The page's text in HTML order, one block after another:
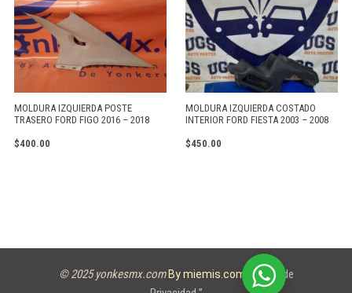
MOLDURA IZQUIERDA POSTE
TRASERO FORD FIGO 2016 – 2018
$400.00
MOLDURA IZQUIERDA COSTADO
INTERIOR FORD FIESTA 2003 – 2008
$450.00
© 2025 yonkesmx.com By miemis.com
Aviso de